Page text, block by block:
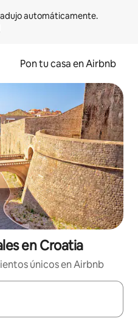
Pon tu casa en Airbnb
en Croatia
únicos en Airbnb
navega con las